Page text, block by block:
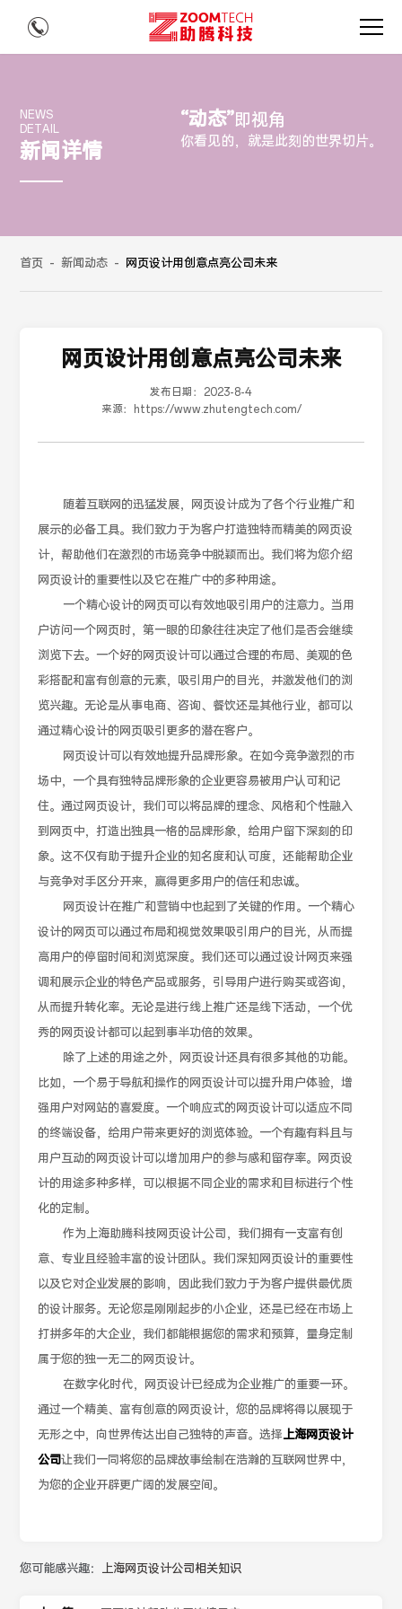
NEWS
DETAIL
新闻详情
“动态”即视角
你看见的，就是此刻的世界切片。
首页 - 新闻动态 - 网页设计用创意点亮公司未来
网页设计用创意点亮公司未来
发布日期： 2023-8-4
来源：
https://www.zhutengtech.com/
随着互联网的迅猛发展，网页设计成为了各个行业推广和
展示的必备工具。我们致力于为客户打造独特而精美的网页设
计，帮助他们在激烈的市场竞争中脱颖而出。我们将为您介绍
网页设计的重要性以及它在推广中的多种用途。
一个精心设计的网页可以有效地吸引用户的注意力。当用
户访问一个网页时，第一眼的印象往往决定了他们是否会继续
浏览下去。一个好的网页设计可以通过合理的布局、美观的色
彩搭配和富有创意的元素，吸引用户的目光，并激发他们的浏
览兴趣。无论是从事电商、咨询、餐饮还是其他行业，都可以
通过精心设计的网页吸引更多的潜在客户。
网页设计可以有效地提升品牌形象。在如今竞争激烈的市
场中，一个具有独特品牌形象的企业更容易被用户认可和记
住。通过网页设计，我们可以将品牌的理念、风格和个性融入
到网页中，打造出独具一格的品牌形象，给用户留下深刻的印
象。这不仅有助于提升企业的知名度和认可度，还能帮助企业
与竞争对手区分开来，赢得更多用户的信任和忠诚。
网页设计在推广和营销中也起到了关键的作用。一个精心
设计的网页可以通过布局和视觉效果吸引用户的目光，从而提
高用户的停留时间和浏览深度。我们还可以通过设计网页来强
调和展示企业的特色产品或服务，引导用户进行购买或咨询，
从而提升转化率。无论是进行线上推广还是线下活动，一个优
秀的网页设计都可以起到事半功倍的效果。
除了上述的用途之外，网页设计还具有很多其他的功能。
比如，一个易于导航和操作的网页设计可以提升用户体验，增
强用户对网站的喜爱度。一个响应式的网页设计可以适应不同
的终端设备，给用户带来更好的浏览体验。一个有趣有料且与
用户互动的网页设计可以增加用户的参与感和留存率。网页设
计的用途多种多样，可以根据不同企业的需求和目标进行个性
化的定制。
作为上海助腾科技网页设计公司，我们拥有一支富有创
意、专业且经验丰富的设计团队。我们深知网页设计的重要性
以及它对企业发展的影响，因此我们致力于为客户提供最优质
的设计服务。无论您是刚刚起步的小企业，还是已经在市场上
打拼多年的大企业，我们都能根据您的需求和预算，量身定制
属于您的独一无二的网页设计。
在数字化时代，网页设计已经成为企业推广的重要一环。
通过一个精美、富有创意的网页设计，您的品牌将得以展现于
无形之中，向世界传达出自己独特的声音。选择上海网页设计
公司让我们一同将您的品牌故事绘制在浩瀚的互联网世界中，
为您的企业开辟更广阔的发展空间。
您可能感兴趣： 上海网页设计公司相关知识